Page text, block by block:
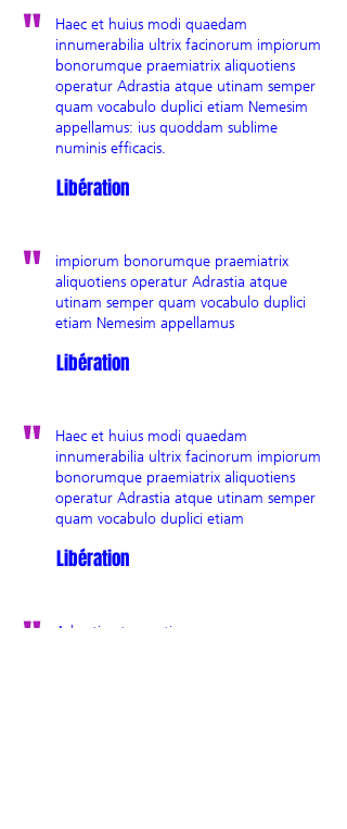
"
Haec et huius modi quaedam
innumerabilia ultrix facinorum impiorum
bonorumque praemiatrix aliquotiens
operatur Adrastia atque utinam semper
quam vocabulo duplici etiam Nemesim
appellamus: ius quoddam sublime
numinis efficacis.
Libération
"
impiorum bonorumque praemiatrix
aliquotiens operatur Adrastia atque
utinam semper quam vocabulo duplici
etiam Nemesim appellamus
Libération
"
Haec et huius modi quaedam
innumerabilia ultrix facinorum impiorum
bonorumque praemiatrix aliquotiens
operatur Adrastia atque utinam semper
quam vocabulo duplici etiam
Libération
"
Adrastia atque utinam semper quam